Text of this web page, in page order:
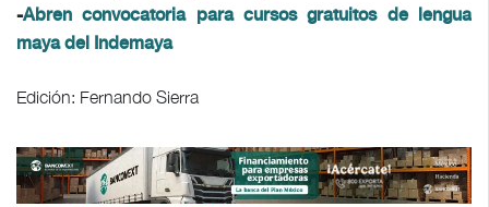
-Abren convocatoria para cursos gratuitos de lengua
maya del Indemaya
Edición: Fernando Sierra